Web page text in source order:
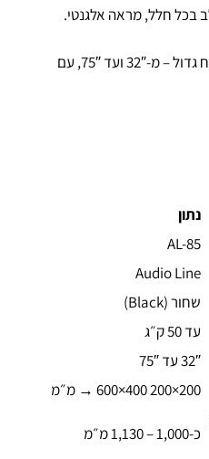
בכל חלל, מראה אלגנטי.
מתאים לטלוויזיות בטווח גדול – מ-32″ ועד 75″, עם
נתון
AL-85
Audio Line
שחור (Black)
עד 50 ק״ג
32″ עד 75″
200×200 ‎→ ‎600×400 מ״מ
כ-1,000 – 1,130 מ״מ